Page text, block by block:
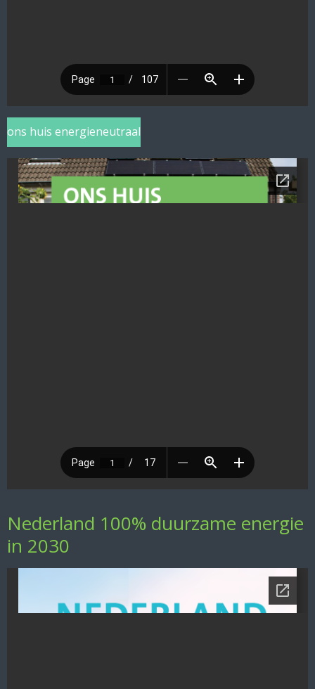
ons huis energieneutraal
Nederland 100% duurzame energie
in 2030